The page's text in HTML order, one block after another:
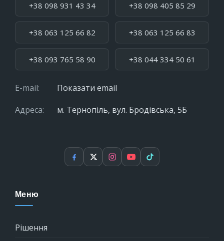
+38 098 931 43 34 +38 098 405 85 29
+38 063 125 66 82 +38 063 125 66 83
+38 093 765 58 90 +38 044 334 50 61
E-mail:
Показати email
Адреса:
м. Тернопіль, вул. Бродівська, 5Б
Facebook
X Instagram
YouTubeTikTok
Меню
Рішення